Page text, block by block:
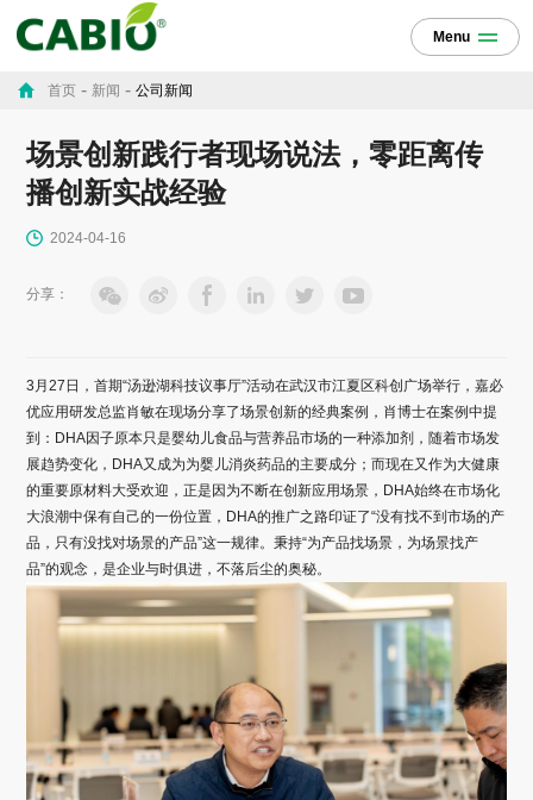
Menu
首页 - 新闻 -公司新闻
场景创新践行者现场说法，零距离传
播创新实战经验
2024-04-16
分享：
3月27日，首期“汤逊湖科技议事厅”活动在武汉市江夏区科创广场举行，嘉必
优应用研发总监肖敏在现场分享了场景创新的经典案例，肖博士在案例中提
到：DHA因子原本只是婴幼儿食品与营养品市场的一种添加剂，随着市场发
展趋势变化，DHA又成为为婴儿消炎药品的主要成分；而现在又作为大健康
的重要原材料大受欢迎，正是因为不断在创新应用场景，DHA始终在市场化
大浪潮中保有自己的一份位置，DHA的推广之路印证了“没有找不到市场的产
品，只有没找对场景的产品”这一规律。秉持“为产品找场景，为场景找产
品”的观念，是企业与时俱进，不落后尘的奥秘。